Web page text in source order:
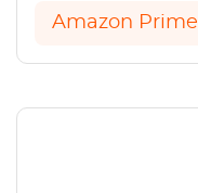
Amazon Prime